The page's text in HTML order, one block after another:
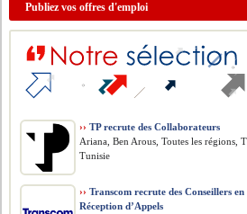
Publiez vos offres d'emploi
›› TP recrute des Collaborateurs
Ariana, Ben Arous, Toutes les régions,
Tunisie
›› Transcom recrute des Conseillers en
Réception d’Appels